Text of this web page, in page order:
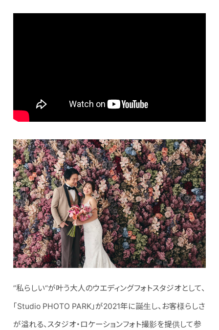
”私らしい“が叶う大人のウエディングフォトスタジオとして、
「Studio PHOTO PARK」が2021年に誕生し、お客様らしさ
が溢れる、スタジオ・ロケーションフォト撮影を提供して参